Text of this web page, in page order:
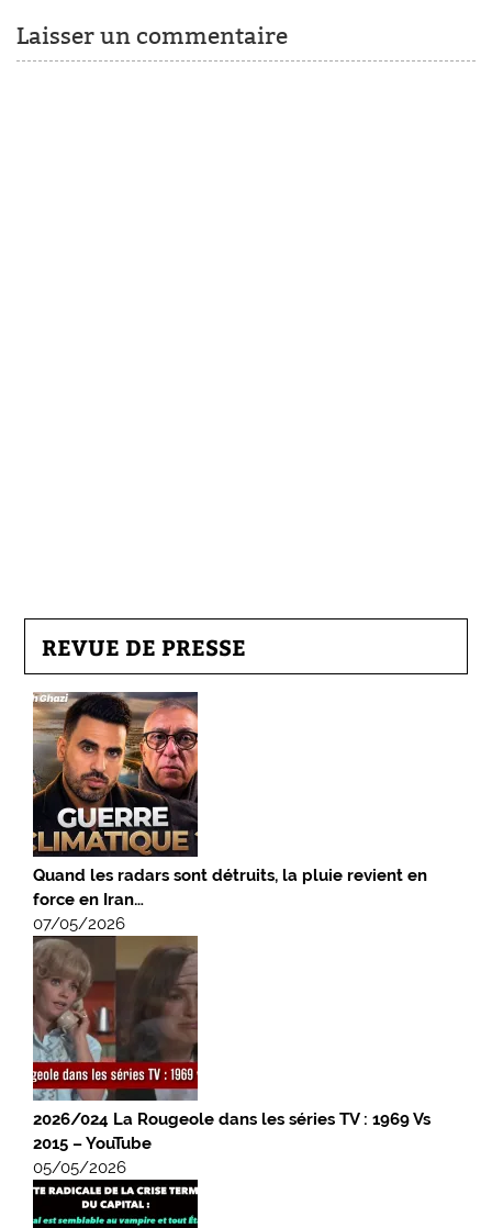
Laisser un commentaire
REVUE DE PRESSE
Quand les radars sont détruits, la pluie revient en
force en Iran…
07/05/2026
2026/024 La Rougeole dans les séries TV : 1969 Vs
2015 – YouTube
05/05/2026